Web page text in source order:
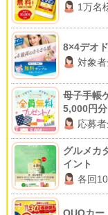
1万名
8×4デオ
対象者
母子手帳
5,000円
応募
グルメカ
イント
各回
QUOカー